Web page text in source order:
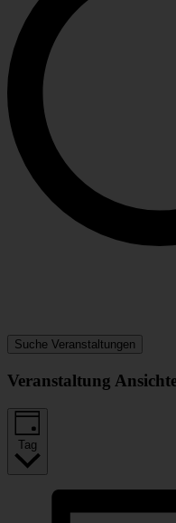
Suche Veranstaltungen
Veranstaltung
Tag